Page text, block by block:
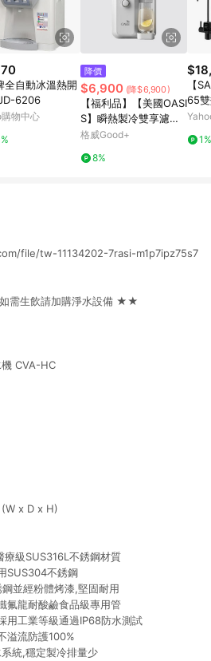
全自動冰溫熱開
6206
物中心
降價
$6,900 (降$6,900)
【福利品】【美國OASI
S】瞬熱製冷雙享濾淨
飲水機 雙享Bar
格威Good+
8%
【
65
花
1%
file/tw-11134202-7rasi-m1p7ipz75s7
需生飲請加購淨水設備 ★★
CVA-HC
x D x H)
療級SUS316L不銹鋼材質
SUS304不銹鋼
並經粉體烤漆,堅固耐用
氟龍耐酸鹼食品級專用管
用工業等級通過IP68防水測試
溢流防護100%
統,穩定製冷排量少